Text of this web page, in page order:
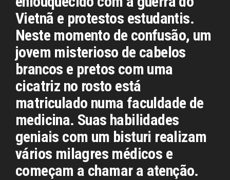
Vietnã e protestos estudantis.
Neste momento de confusão, um
jovem misterioso de cabelos
brancos e pretos com uma
cicatriz no rosto está
matriculado numa faculdade de
medicina. Suas habilidades
geniais com um bisturi realizam
vários milagres médicos e
começam a chamar a atenção.